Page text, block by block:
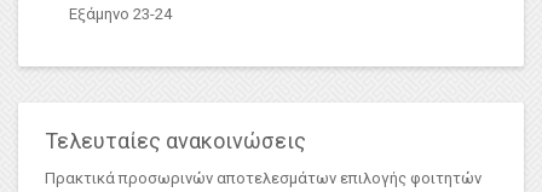
Εξάμηνο 23-24
Τελευταίες ανακοινώσεις
Πρακτικά προσωρινών αποτελεσμάτων επιλογής φοιτητών